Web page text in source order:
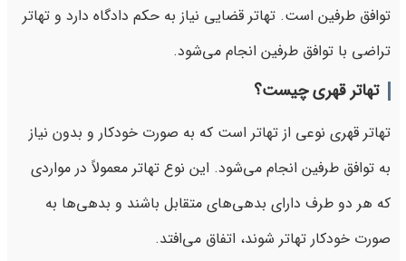
توافق طرفین است. تهاتر قضایی نیاز به حکم دادگاه دارد و تهاتر
تراضی با توافق طرفین انجام می‌شود.
تهاتر قهری چیست؟
تهاتر قهری نوعی از تهاتر است که به صورت خودکار و بدون نیاز
به توافق طرفین انجام می‌شود. این نوع تهاتر معمولاً در مواردی
که هر دو طرف دارای بدهی‌های متقابل باشند و بدهی‌ها به
صورت خودکار تهاتر شوند، اتفاق می‌افتد.